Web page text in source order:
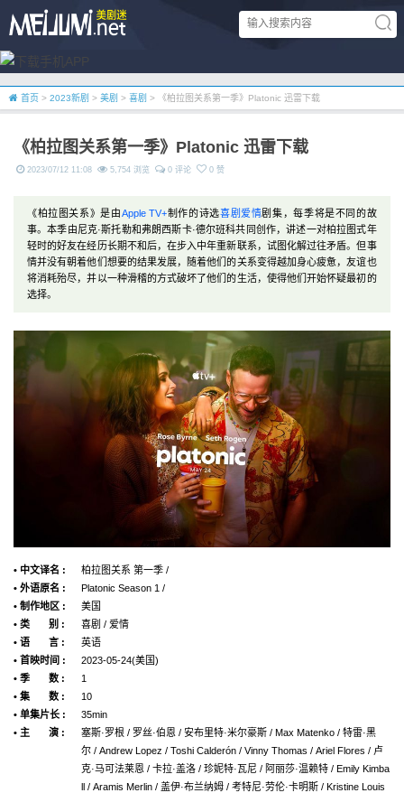
首页 > 2023新剧 > 美剧 > 喜剧 > 《柏拉图关系第一季》Platonic 迅雷下载
《柏拉图关系第一季》Platonic 迅雷下载
2023/07/12 11:08 5,754 浏览 0 评论 0 赞
《柏拉图关系》是由Apple TV+制作的诗选喜剧 爱情剧集，每季将是不同的故
事。本季由尼克·斯托勒和弗朗西斯卡·德尔班科共同创作，讲述一对柏拉图式年
轻时的好友在经历长期不和后，在步入中年重新联系，试图化解过往矛盾。但事
情并没有朝着他们想要的结果发展，随着他们的关系变得越加身心疲惫，友谊也
将消耗殆尽，并以一种滑稽的方式破坏了他们的生活，使得他们开始怀疑最初的
选择。
• 中文译名 :
柏拉图关系 第一季 /
• 外语原名 :
Platonic Season 1 /
• 制作地区 :
美国
• 类 别 :
喜剧 / 爱情
• 语 言 :
英语
• 首映时间 :
2023-05-24(美国)
• 季 数 :
1
• 集 数 :
10
• 单集片长 :
35min
• 主 演 :
塞斯·罗根 / 罗丝·伯恩 / 安布里特·米尔豪斯 / Max Matenko / 特雷·黑
尔 / Andrew Lopez / Toshi Calderón / Vinny Thomas / Ariel Flores / 卢
克·马可法莱恩 / 卡拉·盖洛 / 珍妮特·瓦尼 / 阿丽莎·温赖特 / Emily Kimba
ll / Aramis Merlin / 盖伊·布兰纳姆 / 考特尼·劳伦·卡明斯 / Kristine Louis